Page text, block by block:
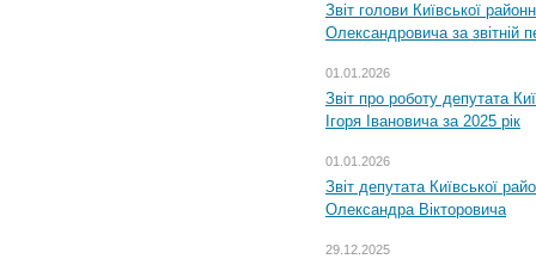
Звіт голови Київської
Олександровича за звітній
01.01.2026
Звіт про роботу депутата
Ігоря Івановича за 2025 рік
01.01.2026
Звіт депутата Київської
Олександра Вікторовича
29.12.2025